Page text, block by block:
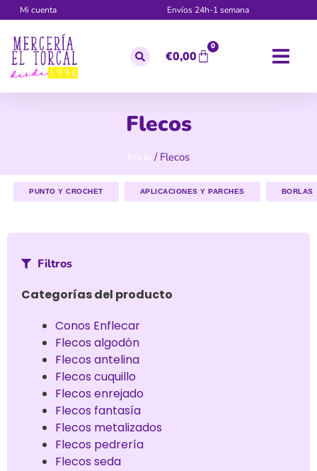
Mi cuenta Envíos 24h-1 semana
€0,00
0
Flecos
Inicio / Flecos
PUNTO Y CROCHET APLICACIONES Y PARCHES BORLAS
Filtros
Categorías del producto
Conos Enflecar
Flecos algodón
Flecos antelina
Flecos cuquillo
Flecos enrejado
Flecos fantasía
Flecos metalizados
Flecos pedrería
Flecos seda